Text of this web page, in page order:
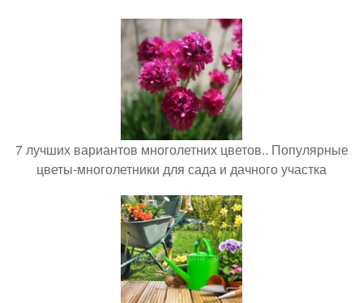
7 лучших вариантов многолетних цветов.. Популярные
цветы-многолетники для сада и дачного участка